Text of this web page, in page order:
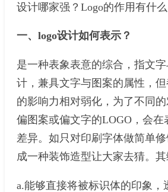
设计哪家强？Logo的作用有什
一、logo设计如何表示？
是一种表象表意的综合，指文
计，兼具文字与图案的属性，
的影响力相对弱化，为了不同
偏图案或偏文字的LOGO，会在
差异。如只对印刷字体做简单
成一种装饰造型让大家去猜。其
a.能够直接将被标识体的印象，